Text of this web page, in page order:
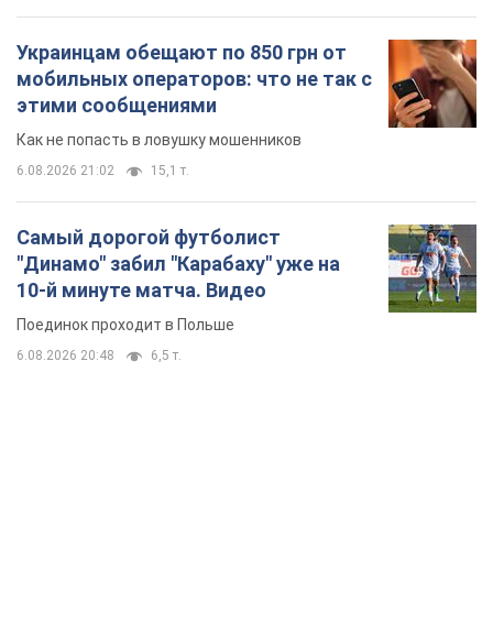
Украинцам обещают по 850 грн от
мобильных операторов: что не так с
этими сообщениями
Как не попасть в ловушку мошенников
6.08.2026 21:02 15,1 т.
Самый дорогой футболист
"Динамо" забил "Карабаху" уже на
10-й минуте матча. Видео
Поединок проходит в Польше
6.08.2026 20:48 6,5 т.